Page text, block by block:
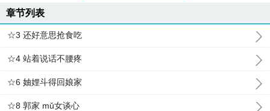
章节列表
☆3 还好意思抢食吃
☆4 站着说话不腰疼
☆6 妯娌斗得回娘家
☆8 郭家 mǔ女谈心